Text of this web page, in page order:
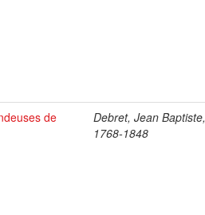
de
Debret, Jean Baptiste,
1768-1848